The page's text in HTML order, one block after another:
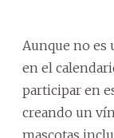
Aunque no es
en el
participar en
creando un
mascotas